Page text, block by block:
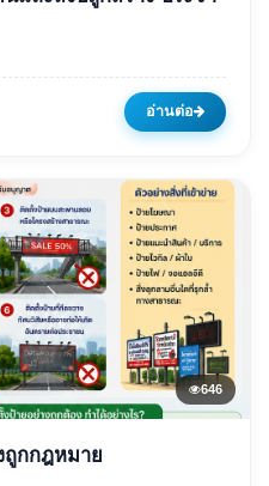
ระภาษีที่ดิน
ประจำปี 2569
อ่านต่อ
646
ถูกกฎหมาย